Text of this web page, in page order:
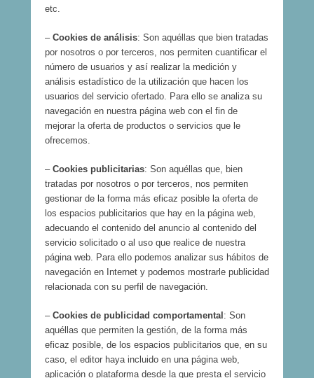
etc.
– Cookies de análisis: Son aquéllas que bien tratadas
por nosotros o por terceros, nos permiten cuantificar el
número de usuarios y así realizar la medición y
análisis estadístico de la utilización que hacen los
usuarios del servicio ofertado. Para ello se analiza su
navegación en nuestra página web con el fin de
mejorar la oferta de productos o servicios que le
ofrecemos.
– Cookies publicitarias: Son aquéllas que, bien
tratadas por nosotros o por terceros, nos permiten
gestionar de la forma más eficaz posible la oferta de
los espacios publicitarios que hay en la página web,
adecuando el contenido del anuncio al contenido del
servicio solicitado o al uso que realice de nuestra
página web. Para ello podemos analizar sus hábitos de
navegación en Internet y podemos mostrarle publicidad
relacionada con su perfil de navegación.
– Cookies de publicidad comportamental : Son
aquéllas que permiten la gestión, de la forma más
eficaz posible, de los espacios publicitarios que, en su
caso, el editor haya incluido en una página web,
aplicación o plataforma desde la que presta el servicio